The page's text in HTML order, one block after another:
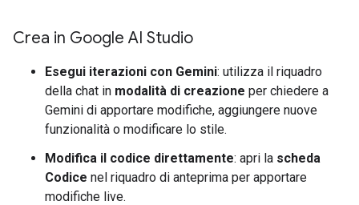
Crea in Google AI Studio
Esegui iterazioni con Gemini: utilizza il riquadro
della chat in modalità di creazione per chiedere a
Gemini di apportare modifiche, aggiungere nuove
funzionalità o modificare lo stile.
Modifica il codice direttamente: apri la scheda
Codice nel riquadro di anteprima per apportare
modifiche live.